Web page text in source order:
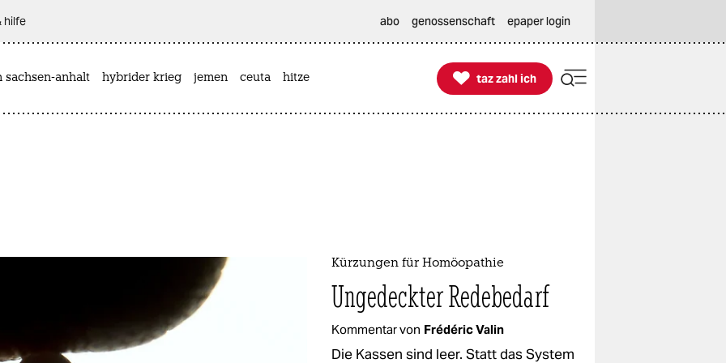
hilfe abo genossenschaft epaper login
sachsen-anhalt hybrider krieg jemen ceuta hitze 
taz zahl ich
taz zahl ich
Kürzungen für Homöopathie
Ungedeckter Redebedarf
Kommentar von Frédéric Valin
Die Kassen sind leer. Statt das System